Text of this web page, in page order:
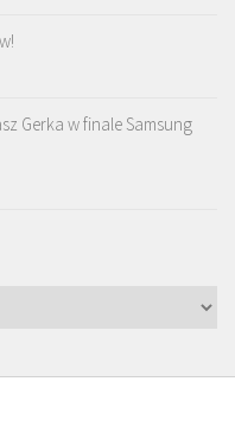
Gerka w finale Samsung